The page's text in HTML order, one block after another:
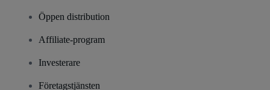
Öppen distribution
Affiliate-program
Investerare
Företagstjänsten